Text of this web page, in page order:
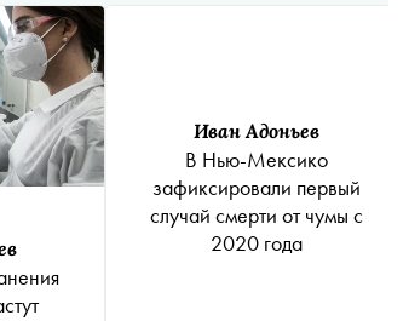
Иван Адоньев
В Нью-Мексико
зафиксировали первый
случай смерти от чумы с
2020 года